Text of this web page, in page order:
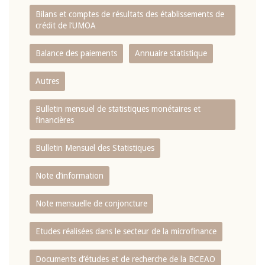
Bilans et comptes de résultats des établissements de
crédit de l‘UMOA
Balance des paiements Annuaire statistique
Autres
Bulletin mensuel de statistiques monétaires et
financières
Bulletin Mensuel des Statistiques
Note d’information
Note mensuelle de conjoncture
Etudes réalisées dans le secteur de la microfinance
Documents d’études et de recherche de la BCEAO